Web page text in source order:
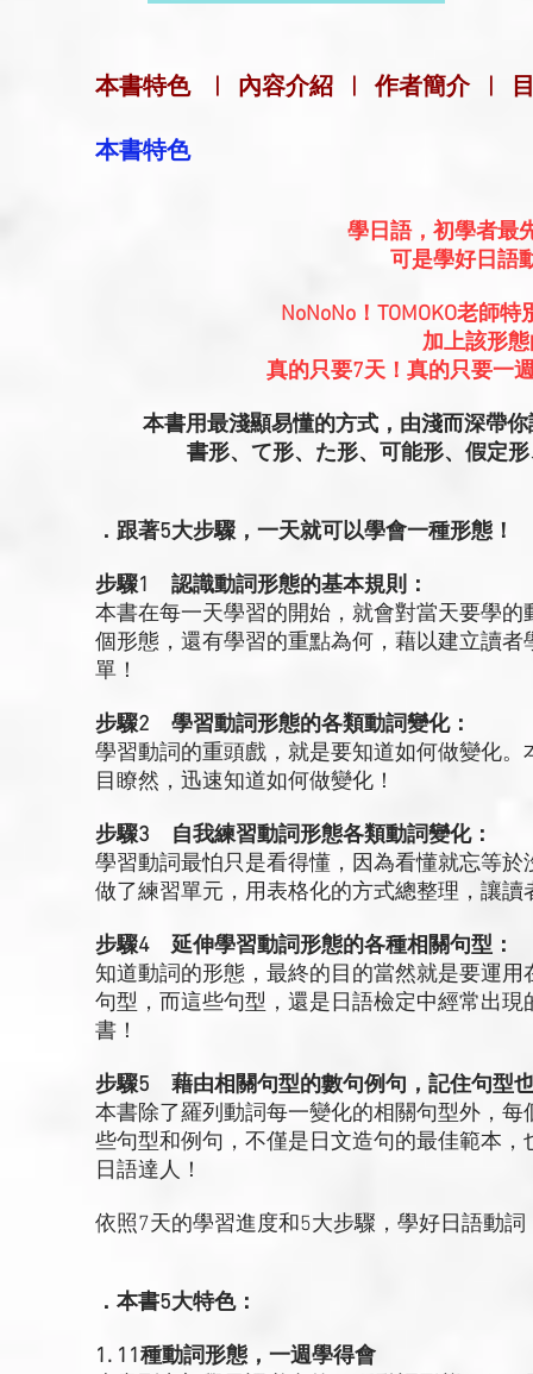
本書特色 | 內容介紹 |作者簡介 |
本書特色
學日語，初學者最
可是學好日語
NoNoNo！TOMOKO老師
加上該形
真的只要7天！真的只要一
本書用最淺顯易懂的方式，由淺而深帶
書形、て形、た形、可能形、假定
．跟著5大步驟，一天就可以學會一種形態！
步驟1 認識動詞形態的基本規則：
本書在每一天學習的開始，就會對當天要學
個形態，還有學習的重點為何，藉以建立讀
單！
步驟2 學習動詞形態的各類動詞變化：
學習動詞的重頭戲，就是要知道如何做變化
目瞭然，迅速知道如何做變化！
步驟3 自我練習動詞形態各類動詞變化：
學習動詞最怕只是看得懂，因為看懂就忘等
做了練習單元，用表格化的方式總整理，讓
步驟4 延伸學習動詞形態的各種相關句型：
知道動詞的形態，最終的目的當然就是要運
句型，而這些句型，還是日語檢定中經常出
書！
步驟5 藉由相關句型的數句例句，記住句型
本書除了羅列動詞每一變化的相關句型外，
些句型和例句，不僅是日文造句的最佳範本
日語達人！
依照7天的學習進度和5大步驟，學好日語動
．本書5大特色：
1. 11種動詞形態，一週學得會